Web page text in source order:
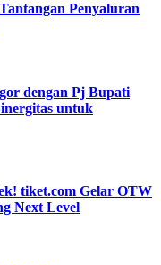
Penyaluran
dengan Pj Bupati
untuk
tiket.com Gelar OTW
Next Level